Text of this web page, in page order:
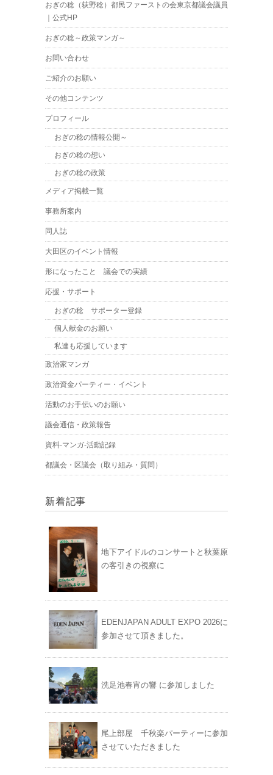
おぎの稔（荻野稔）都民ファーストの会東京都議会議員
｜公式HP
おぎの稔～政策マンガ～
お問い合わせ
ご紹介のお願い
その他コンテンツ
プロフィール
おぎの稔の情報公開～
おぎの稔の想い
おぎの稔の政策
メディア掲載一覧
事務所案内
同人誌
大田区のイベント情報
形になったこと 議会での実績
応援・サポート
おぎの稔 サポーター登録
個人献金のお願い
私達も応援しています
政治家マンガ
政治資金パーティー・イベント
活動のお手伝いのお願い
議会通信・政策報告
資料-マンガ-活動記録
都議会・区議会（取り組み・質問）
新着記事
地下アイドルのコンサートと秋葉原
の客引きの視察に
EDENJAPAN ADULT EXPO 2026に
参加させて頂きました。
洗足池春宵の響 に参加しました
尾上部屋 千秋楽パーティーに参加
させていただきました